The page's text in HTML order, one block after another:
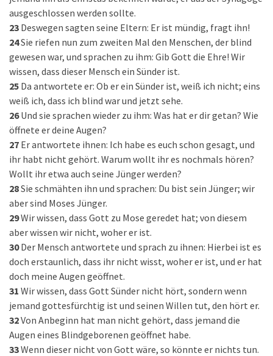
ausgeschlossen werden sollte.
23 Deswegen sagten seine Eltern: Er ist mündig, fragt ihn!
24Sie riefen nun zum zweiten Mal den Menschen, der blind
gewesen war, und sprachen zu ihm: Gib Gott die Ehre! Wir
wissen, dass dieser Mensch ein Sünder ist.
25 Da antwortete er: Ob er ein Sünder ist, weiß ich nicht; eins
weiß ich, dass ich blind war und jetzt sehe.
26 Und sie sprachen wieder zu ihm: Was hat er dir getan? Wie
öffnete er deine Augen?
27 Er antwortete ihnen: Ich habe es euch schon gesagt, und
ihr habt nicht gehört. Warum wollt ihr es nochmals hören?
Wollt ihr etwa auch seine Jünger werden?
28Sie schmähten ihn und sprachen: Du bist sein Jünger; wir
aber sind Moses Jünger.
29Wir wissen, dass Gott zu Mose geredet hat; von diesem
aber wissen wir nicht, woher er ist.
30 Der Mensch antwortete und sprach zu ihnen: Hierbei ist es
doch erstaunlich, dass ihr nicht wisst, woher er ist, und er hat
doch meine Augen geöffnet.
31 Wir wissen, dass Gott Sünder nicht hört, sondern wenn
jemand gottesfürchtig ist und seinen Willen tut, den hört er.
32Von Anbeginn hat man nicht gehört, dass jemand die
Augen eines Blindgeborenen geöffnet habe.
33Wenn dieser nicht von Gott wäre, so könnte er nichts tun.